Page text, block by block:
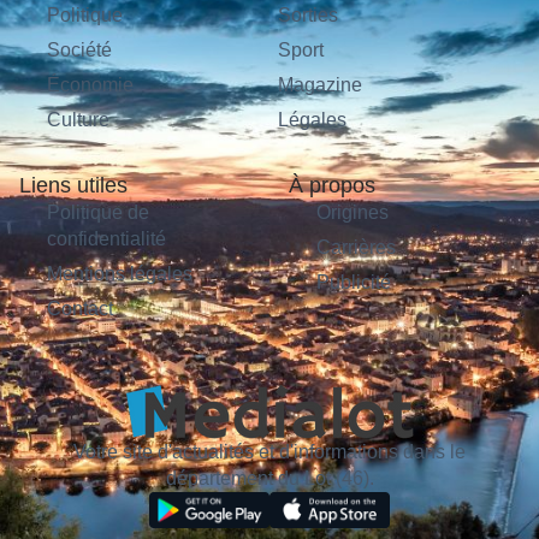
Politique
Société
Économie
Culture
Sorties
Sport
Magazine
Légales
Liens utiles
Politique de
confidentialité
Mentions légales
Contact
À propos
Origines
Carrières
Publicité
Votre site d'actualités et d'informations dans le
département du Lot (46).